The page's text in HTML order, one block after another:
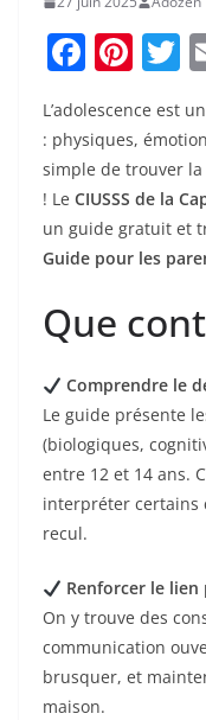
F
a
c
e
b
o
o
k
Pi
er
e
st
T
L’adolescence est
: physiques,
simple de trouver
! Le CIUSSS de la
un guide gratuit et
Guide pour les
Que
Comprendre le
Le guide présente
(biologiques,
entre 12 et 14 ans.
interpréter certains
recul.
Renforcer le lien
On y trouve des
communication
brusquer, et
maison.